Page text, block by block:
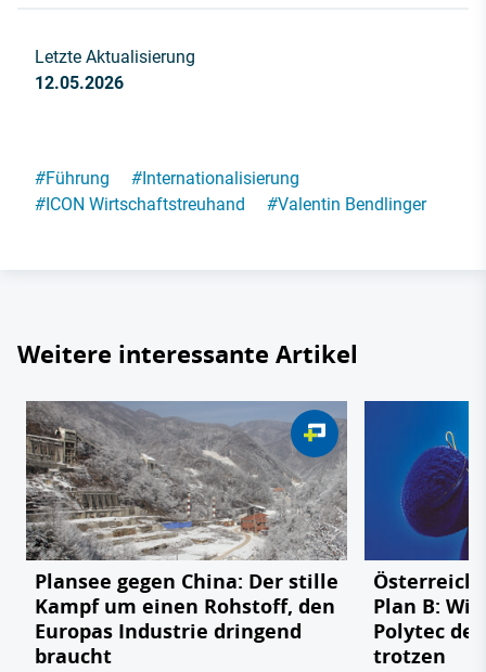
Letzte Aktualisierung
12.05.2026
#Führung #Internationalisierung
#ICON Wirtschaftstreuhand #Valentin Bendlinger
Weitere interessante Artikel
Plansee gegen China: Der stille
Kampf um einen Rohstoff, den
Europas Industrie dringend
braucht
Plan B:
Polytec
trotzen